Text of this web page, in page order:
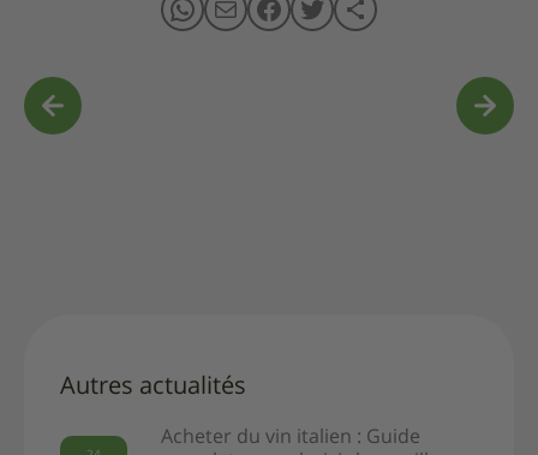
Autres actualités
Acheter du vin italien : Guide
Navigation
de